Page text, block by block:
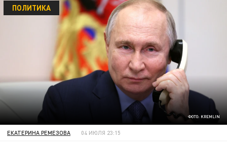
ФОТО: KREMLIN
ПОЛИТИКА
ЕКАТЕРИНА РЕМЕЗОВА 04 ИЮЛЯ 23:15